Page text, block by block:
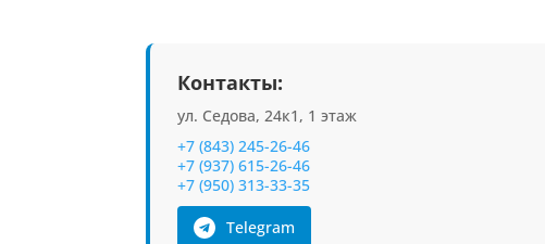
Контакты:
ул. Седова, 24к1, 1 этаж
+7 (843) 245-26-46
+7 (937) 615-26-46
+7 (950) 313-33-35
Telegram